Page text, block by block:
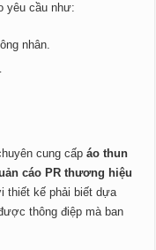
yêu cầu như:
nhân.
cung cấpáo thun
cáo PR thương hiệu
thiết kế phải biết dựa
thông điệp mà ban